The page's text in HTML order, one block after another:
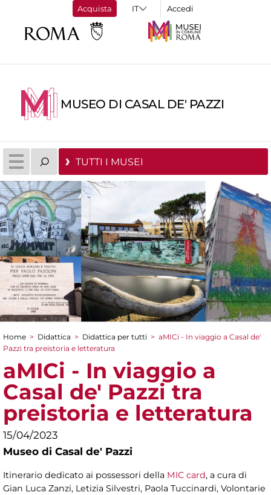
Acquista Accedi
MUSEO DI CASAL DE' PAZZI
TUTTI I MUSEI
Tu sei qui
Home > Didattica > Didattica per tutti > aMICi - In viaggio a Casal de'
Pazzi tra preistoria e letteratura
aMICi - In viaggio a
Casal de' Pazzi tra
preistoria e letteratura
15/04/2023
Museo di Casal de' Pazzi
Itinerario dedicato ai possessori della MIC card, a cura di
Gian Luca Zanzi, Letizia Silvestri, Paola Tuccinardi, Volontarie